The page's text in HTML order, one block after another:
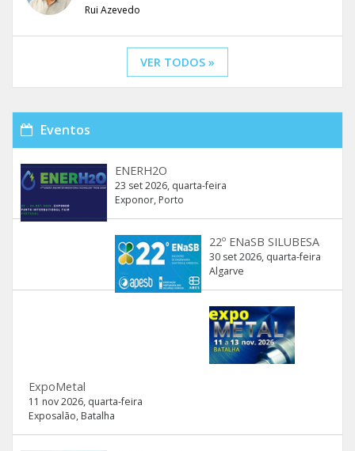
Rui Azevedo
VER TODOS »
Eventos
ENERH2O
23 set 2026, quarta-feira
Exponor, Porto
22º ENaSB SILUBESA
30 set 2026, quarta-feira
Algarve
ExpoMetal
11 nov 2026, quarta-feira
Exposalão, Batalha